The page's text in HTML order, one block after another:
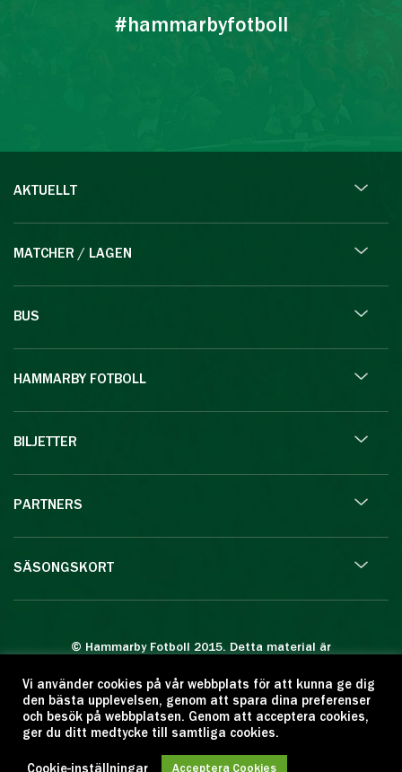
#hammarbyfotboll
AKTUELLT
MATCHER / LAGEN
BUS
HAMMARBY FOTBOLL
BILJETTER
PARTNERS
SÄSONGSKORT
© Hammarby Fotboll 2015. Detta material är
Eftertryck eller annan kopiering är förbjuden.
Citera oss gärna men ange källan:
www.hammarbyfotboll.se. Ansvarig utgivare:
Love Gustafsson.
Vi använder cookies på vår webbplats för att kunna ge dig
den bästa upplevelsen, genom att spara dina preferenser
och besök på webbplatsen. Genom att acceptera cookies,
ger du ditt medtycke till samtliga cookies.
Cookie-inställningar Acceptera Cookies